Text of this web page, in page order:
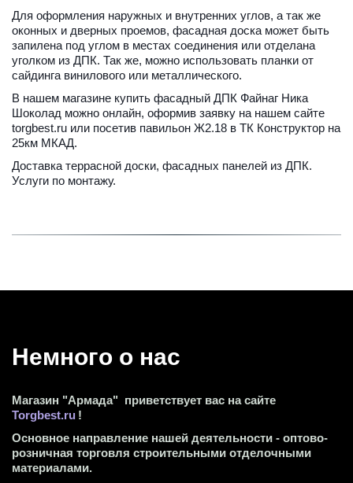
Для оформления наружных и внутренних углов, а так же
оконных и дверных проемов, фасадная доска может быть
запилена под углом в местах соединения или отделана
уголком из ДПК. Так же, можно использовать планки от
сайдинга винилового или металлического.
В нашем магазине купить фасадный ДПК Файнаг Ника
Шоколад можно онлайн, оформив заявку на нашем сайте
torgbest.ru или посетив павильон Ж2.18 в ТК Конструктор на
25км МКАД.
Доставка террасной доски, фасадных панелей из ДПК.
Услуги по монтажу.
Немного о нас
Магазин "Армада"  приветствует вас на сайте
Torgbest.ru !
Основное направление нашей деятельности - оптово-
розничная торговля строительными отделочными
материалами.